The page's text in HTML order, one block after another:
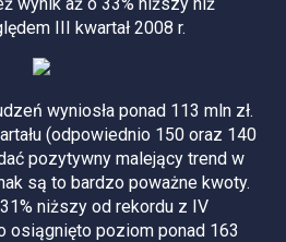
III kwartał 2008 r.
wyniosła ponad 113 mln zł.
(odpowiednio 150 oraz 140
pozytywny malejący trend w
są to bardzo poważne kwoty.
niższy od rekordu z IV
osiągnięto poziom ponad 163